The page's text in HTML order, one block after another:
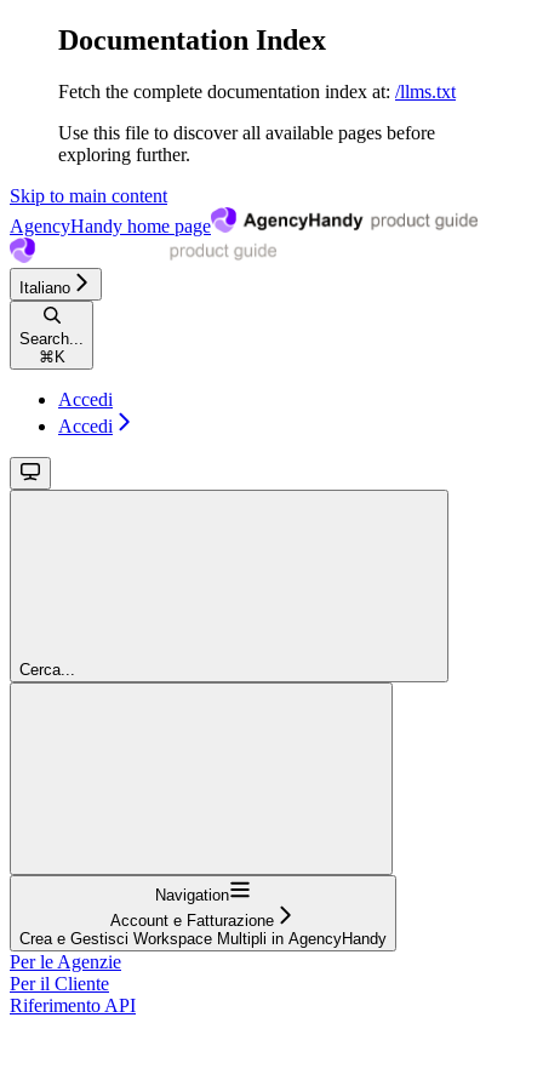
Documentation Index
Fetch the complete documentation index at: /llms.txt
Use this file to discover all available pages before
exploring further.
Skip to main content
AgencyHandy home page
Italiano
Search...
⌘ K
Accedi
Accedi
Cerca...
Navigation
Account e Fatturazione
Crea e Gestisci Workspace Multipli in AgencyHandy
Per le Agenzie
Per il Cliente
Riferimento API